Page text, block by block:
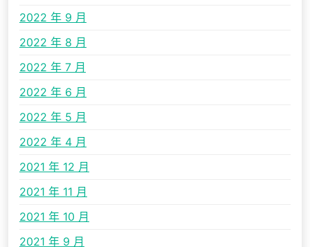
2022 年 9 月
2022 年 8 月
2022 年 7 月
2022 年 6 月
2022 年 5 月
2022 年 4 月
2021 年 12 月
2021 年 11 月
2021 年 10 月
2021 年 9 月